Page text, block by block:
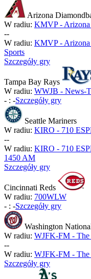
Arizona
W radiu: KMVP -
--
W radiu: KMVP -
Sports
Szczegóły gry
Tampa Bay Rays
W radiu: WWJB - News-
- : -Szczegóły gry
Seattle Mariners
W radiu: KIRO - 710
--
W radiu: KIRO - 710
1450 AM
Szczegóły gry
Cincinnati Reds
W radiu: 700WLW
- : -Szczegóły gry
Washington
W radiu: WJFK-FM - The
--
W radiu: WJFK-FM - The
Szczegóły gry